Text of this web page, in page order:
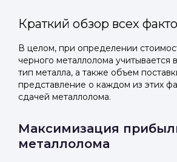
Краткий обзор всех
В целом, при определении
черного металлолома учитывается
тип металла, а также объем
представление о каждом из этих
сдачей металлолома.
Максимизация
металлолома